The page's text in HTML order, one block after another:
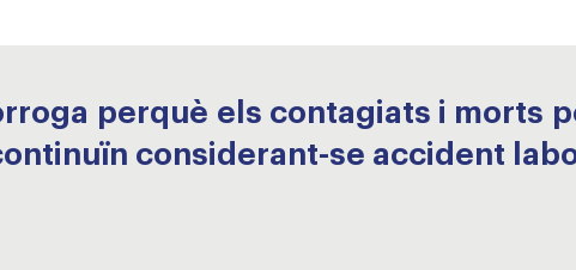
perquè els contagiats i morts
considerant-se accident